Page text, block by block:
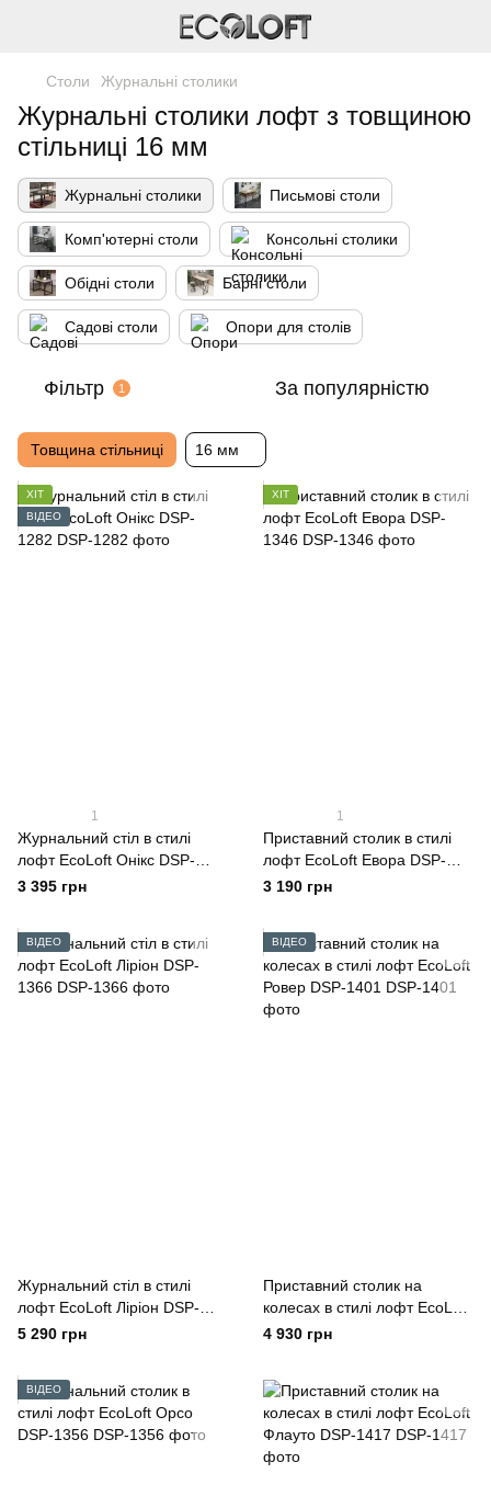
Столи Журнальні столики
Журнальні столики лофт з товщиною
стільниці 16 мм
Журнальні столики Письмові столи
Комп'ютерні столи Консольні столики
Обідні столи Барні столи
Садові столи Опори для столів
Фільтр 1 За популярністю
Товщина стільниці 16 мм
ХІТ
ВІДЕО
1
Журнальний стіл в стилі
лофт EcoLoft Онікс DSP-
1282
3 395 грн
ХІТ
1
Приставний столик в стилі
лофт EcoLoft Евора DSP-
1346
3 190 грн
ВІДЕО
Журнальний стіл в стилі
лофт EcoLoft Ліріон DSP-
1366
5 290 грн
ВІДЕО
Приставний столик на
колесах в стилі лофт EcoLoft
Ровер DSP-1401
4 930 грн
ВІДЕО